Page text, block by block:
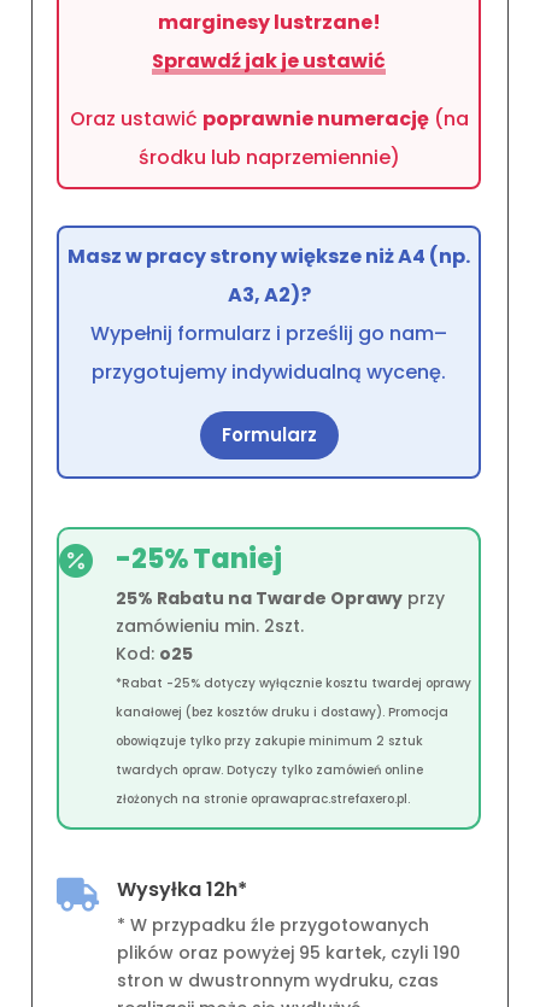
marginesy lustrzane!
Sprawdź jak je ustawić
Oraz ustawić poprawnie numerację(na
środku lub naprzemiennie)
Masz w pracy strony większe niż A4 (np.
A3, A2)?
Wypełnij formularz i prześlij go nam–
przygotujemy indywidualną wycenę.
Formularz
 -25% Taniej
25% Rabatu na Twarde Oprawy przy
zamówieniu min. 2szt.
Kod: o25
*Rabat -25% dotyczy wyłącznie kosztu twardej oprawy
kanałowej (bez kosztów druku i dostawy). Promocja
obowiązuje tylko przy zakupie minimum 2 sztuk
twardych opraw. Dotyczy tylko zamówień online
złożonych na stronie oprawaprac.strefaxero.pl.
 Wysyłka 12h*
* W przypadku źle przygotowanych
plików oraz powyżej 95 kartek, czyli 190
stron w dwustronnym wydruku, czas